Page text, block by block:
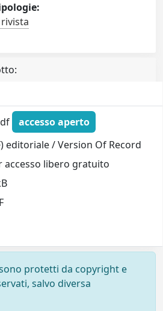
accesso aperto
editoriale / Version Of Record
accesso libero gratuito
protetti da copyright e
salvo diversa